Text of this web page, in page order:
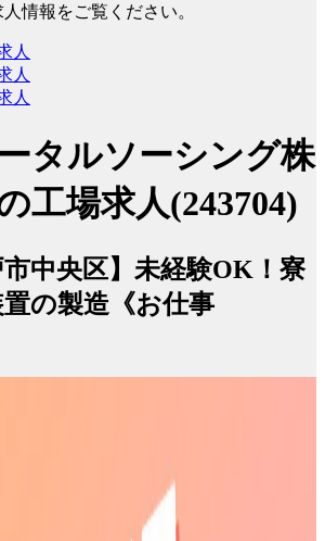
情報をご覧ください。
人
人
人
タルソーシング株
工場求人(243704)
市中央区】未経験OK！寮
の製造《お仕事